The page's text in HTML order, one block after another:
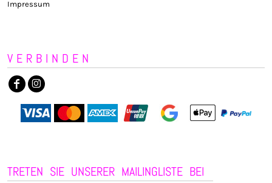
Impressum
VERBINDEN
TRETEN SIE UNSERER MAILINGLISTE BEI